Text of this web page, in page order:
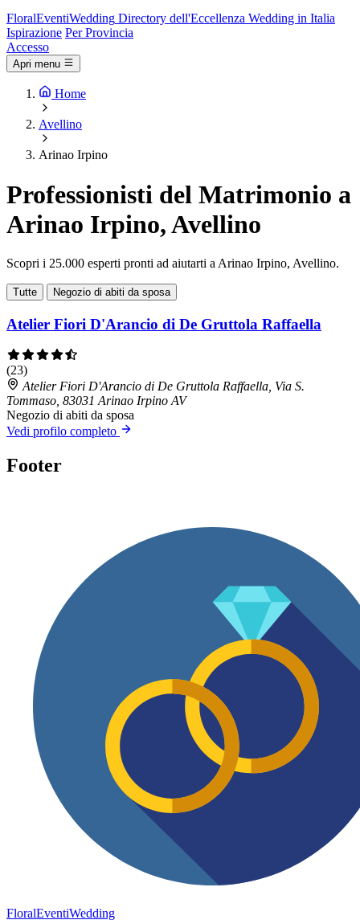
FloralEventiWedding Directory dell'Eccellenza Wedding in Italia
Ispirazione Per Provincia
Accesso
Apri menu
Home
Avellino
Arinao Irpino
Professionisti del Matrimonio a
Arinao Irpino, Avellino
Scopri i 25.000 esperti pronti ad aiutarti a Arinao Irpino, Avellino.
Tutte Negozio di abiti da sposa
Atelier Fiori D'Arancio di De Gruttola Raffaella
(23)
Atelier Fiori D'Arancio di De Gruttola Raffaella, Via S.
Tommaso, 83031 Arinao Irpino AV
Negozio di abiti da sposa
Vedi profilo completo
Footer
FloralEventiWedding